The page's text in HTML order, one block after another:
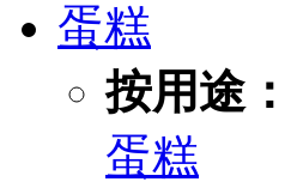
蛋糕
按用途：
蛋糕